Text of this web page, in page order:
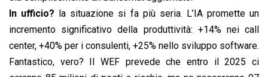
In ufficio? la situazione si fa più seria. L’IA promette un
incremento significativo della produttività: +14% nei call
center, +40% per i consulenti, +25% nello sviluppo software.
Fantastico, vero? Il WEF prevede che entro il 2025 ci